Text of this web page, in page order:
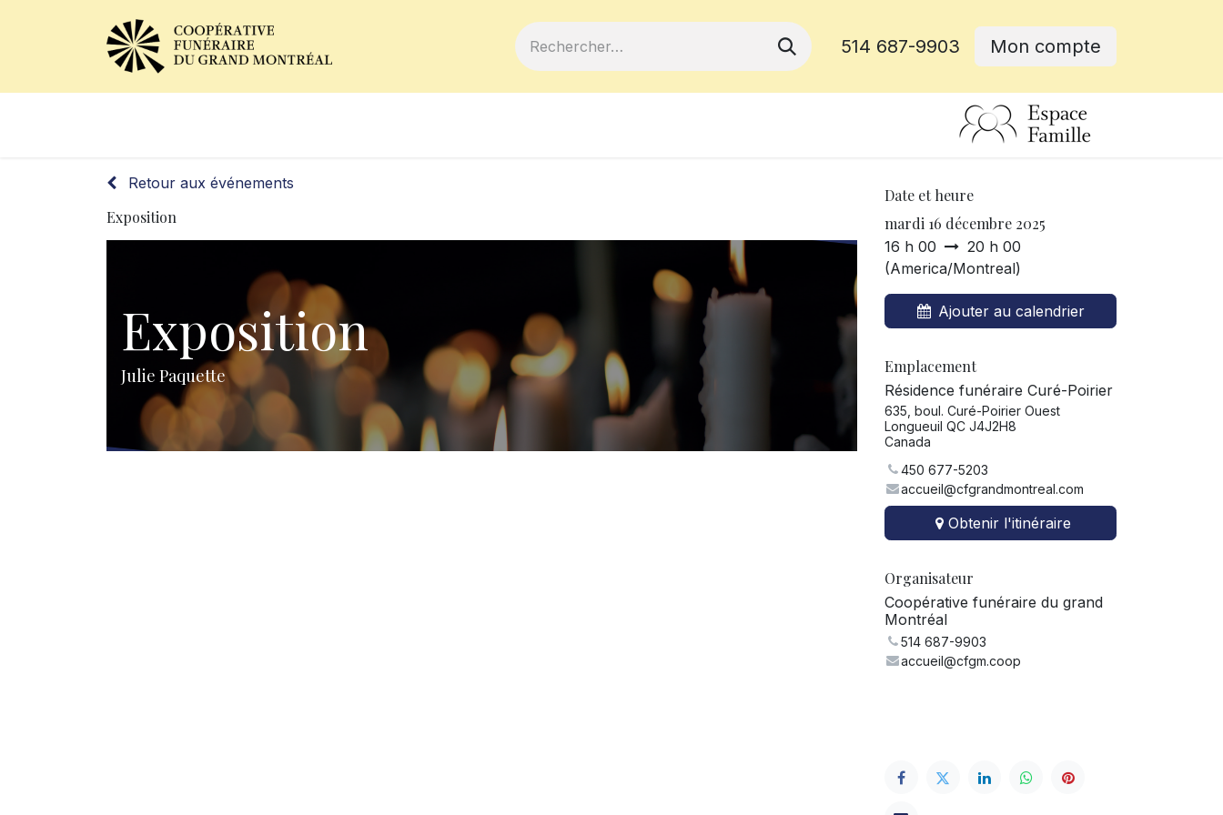
514 687-9903 Mon compte
Retour aux événements
Exposition
Exposition
Julie Paquette
Date et heure
mardi 16 décembre 2025
16 h 00
20 h 00
(America/Montreal)
Ajouter au calendrier
Emplacement
Résidence funéraire Curé-Poirier
635, boul. Curé-Poirier Ouest
Longueuil QC J4J2H8
Canada
450 677-5203
accueil@cfgrandmontreal.com
Obtenir l'itinéraire
Organisateur
Coopérative funéraire du grand
Montréal
514 687-9903
accueil@cfgm.coop